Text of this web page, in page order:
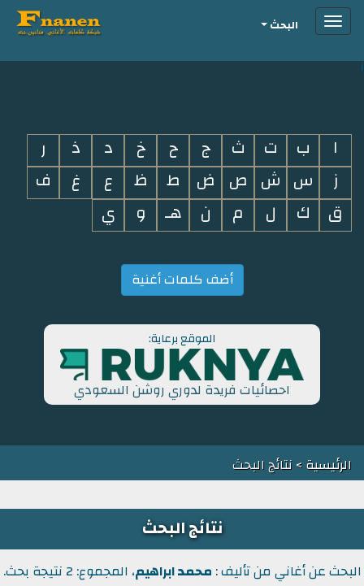
i
Toggleالبحث
ا ب ت ث ج ح خ د ذ
ر
ز
س ش ص ض ط ظ ع غ
ف
ق
ك ل م ن هـ و ي
أضف كلمات أغنية
الموقع برعاية:
احصائيات فريدة لدوري روشن السعودي
الرئيسية> نتائج البحث
نتائج البحث
البحث عن أغاني من تأليف : محمد ابراهيم، المجموع: 2 نتيجة بحث.